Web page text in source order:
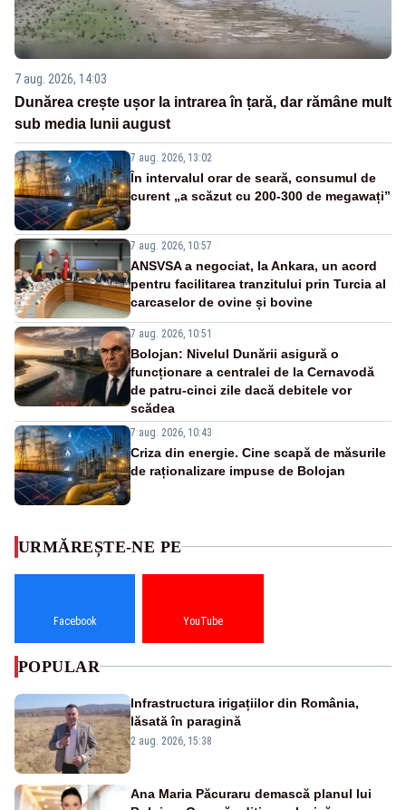
7 aug. 2026, 14:03
Dunărea crește ușor la intrarea în țară, dar rămâne mult
sub media lunii august
7 aug. 2026, 13:02
În intervalul orar de seară, consumul de
curent „a scăzut cu 200-300 de megawați”
7 aug. 2026, 10:57
ANSVSA a negociat, la Ankara, un acord
pentru facilitarea tranzitului prin Turcia al
carcaselor de ovine și bovine
7 aug. 2026, 10:51
Bolojan: Nivelul Dunării asigură o
funcționare a centralei de la Cernavodă
de patru-cinci zile dacă debitele vor
scădea
7 aug. 2026, 10:43
Criza din energie. Cine scapă de măsurile
de raționalizare impuse de Bolojan
URMĂREȘTE-NE PE
Facebook YouTube
POPULAR
Infrastructura irigațiilor din România,
lăsată în paragină
2 aug. 2026, 15:38
Ana Maria Păcuraru demască planul lui